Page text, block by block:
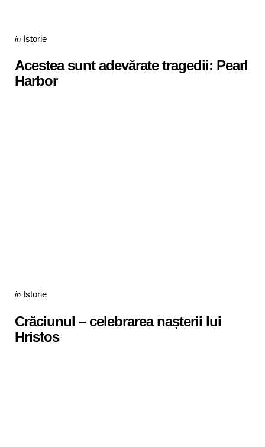
Categories
Posted
in Istorie
Acestea sunt adevărate tragedii: Pearl
Harbor
Categories
Posted
in Istorie
Crăciunul – celebrarea nașterii lui
Hristos